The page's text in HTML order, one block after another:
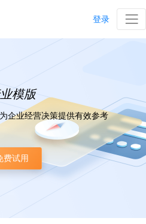
登录
模版
企业经营决策提供有效参考
费试用